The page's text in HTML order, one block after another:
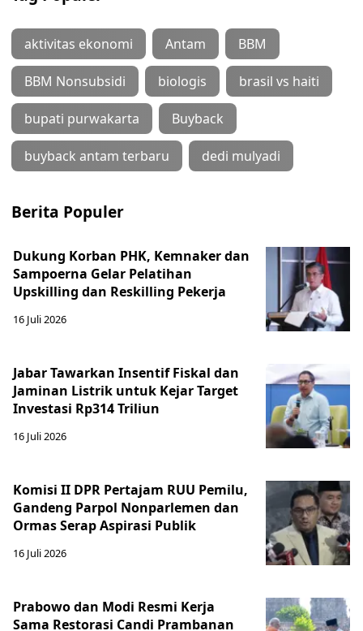
aktivitas ekonomi Antam BBM
BBM Nonsubsidi biologis brasil vs haiti
bupati purwakarta Buyback
buyback antam terbaru dedi mulyadi
Berita Populer
Dukung Korban PHK, Kemnaker dan
Sampoerna Gelar Pelatihan
Upskilling dan Reskilling Pekerja
16 Juli 2026
Jabar Tawarkan Insentif Fiskal dan
Jaminan Listrik untuk Kejar Target
Investasi Rp314 Triliun
16 Juli 2026
Komisi II DPR Pertajam RUU Pemilu,
Gandeng Parpol Nonparlemen dan
Ormas Serap Aspirasi Publik
16 Juli 2026
Prabowo dan Modi Resmi Kerja
Sama Restorasi Candi Prambanan